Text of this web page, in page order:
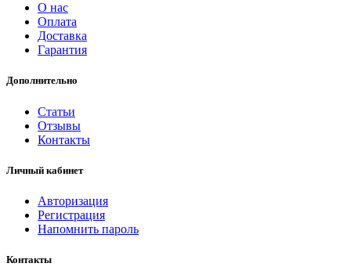
О нас
Оплата
Доставка
Гарантия
Дополнительно
Статьи
Отзывы
Контакты
Личный кабинет
Авторизация
Регистрация
Напомнить пароль
Контакты